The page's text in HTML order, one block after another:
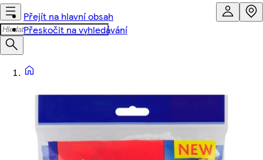
Přejít na hlavní obsah
Přeskočit na vyhledávání